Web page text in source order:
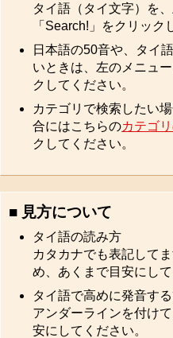
タイ語（タイ文字）を
「Search!」をクリック
日本語の50音や、タイ
いときは、左のメニュ
クしてください。
カテゴリで検索したい
合にはこちらのカテゴ
クしてください。
■ 見方について
タイ語の読み方
カタカナでも表記して
め、あくまで目安にして
タイ語で高めに発音す
アンダーラインを付け
安にしてください。